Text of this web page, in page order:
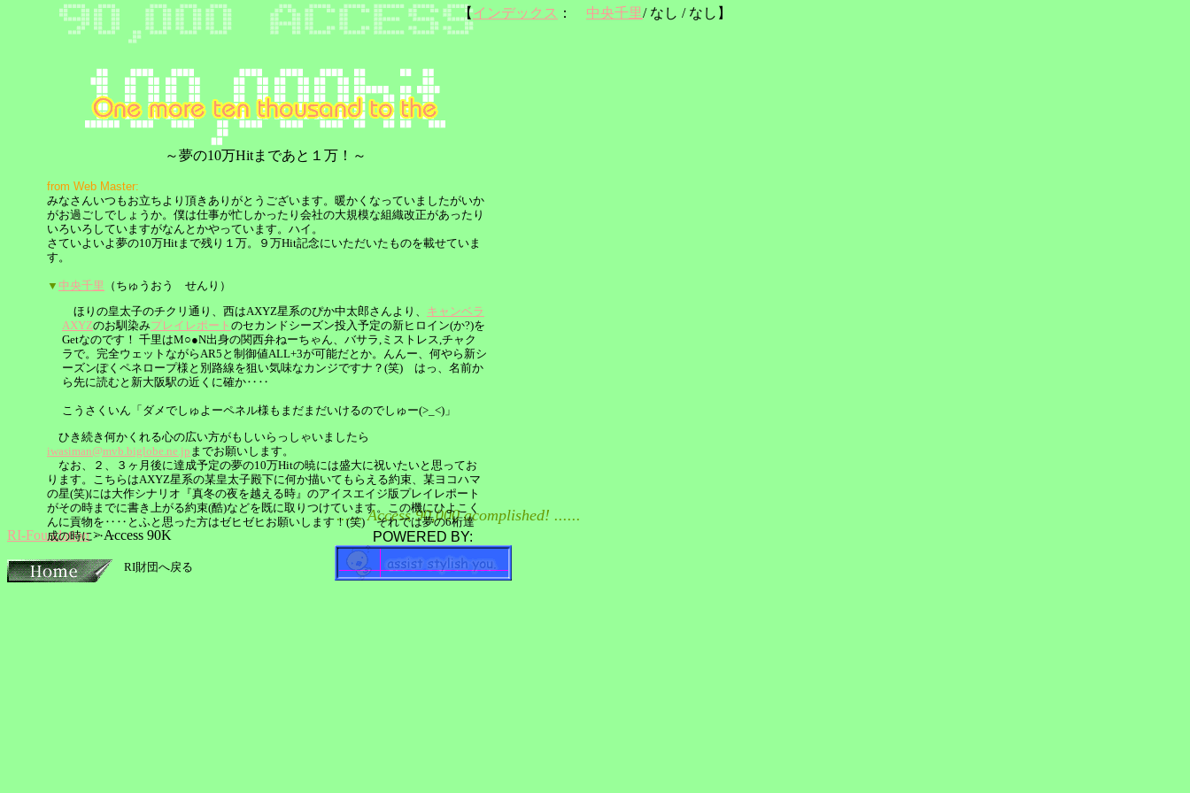
【インデックス ： 中央千里/ なし / なし】
～夢の10万Hitまであと１万！～
from Web Master:
みなさんいつもお立ちより頂きありがとうございます。暖かくなっていましたがいか
がお過ごしでしょうか。僕は仕事が忙しかったり会社の大規模な組織改正があったり
いろいろしていますがなんとかやっています。ハイ。
さていよいよ夢の10万Hitまで残り１万。９万Hit記念にいただいたものを載せていま
す。
▼ 中央千里
（ちゅうおう せんり）
ほりの皇太子のチクリ通り、西はAXYZ星系のぴか中太郎さんより、 キャンベラ
AXYZのお馴染みプレイレポート のセカンドシーズン投入予定の新ヒロイン(か?)を
Getなのです！ 千里はM○●N出身の関西弁ねーちゃん、バサラ,ミストレス,チャク
ラで。完全ウェットながらAR5と制御値ALL+3が可能だとか。んんー、何やら新シ
ーズンぽくペネロープ様と別路線を狙い気味なカンジですナ？(笑) はっ、名前か
ら先に読むと新大阪駅の近くに確か‥‥
こうさくいん「ダメでしゅよーペネル様もまだまだいけるのでしゅー(>_<)」
ひき続き何かくれる心の広い方がもしいらっしゃいましたら
iwasiman@mvb.biglobe.ne.jp までお願いします。
なお、２、３ヶ月後に達成予定の夢の10万Hitの暁には盛大に祝いたいと思ってお
ります。こちらはAXYZ星系の某皇太子殿下に何か描いてもらえる約束、某ヨコハマ
の星(笑)には大作シナリオ『真冬の夜を越える時』のアイスエイジ版プレイレポート
がその時までに書き上がる約束(酷)などを既に取りつけています。この機にひよこく
んに貢物を‥‥とふと思った方はゼヒゼヒお願いします！(笑) それでは夢の6桁達
成の時に‥‥
...... Access 90,000 acomplished! ......
RI-Foundation> Access 90K
RI財団へ戻る
POWERED BY: